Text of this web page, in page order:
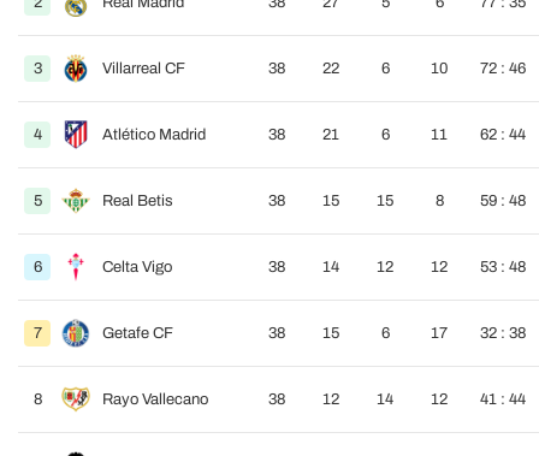
3 Villarreal CF 38 22 6 10 72 : 46
4 Atlético Madrid 38 21 6 11 62 : 44
5 Real Betis 38 15 15 8 59 : 48
6 Celta Vigo 38 14 12 12 53 : 48
7 Getafe CF 38 15 6 17 32 : 38
8 Rayo Vallecano 38 12 14 12 41 : 44